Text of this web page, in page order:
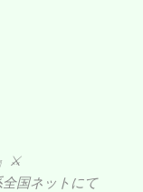
⚔
国ネットにて